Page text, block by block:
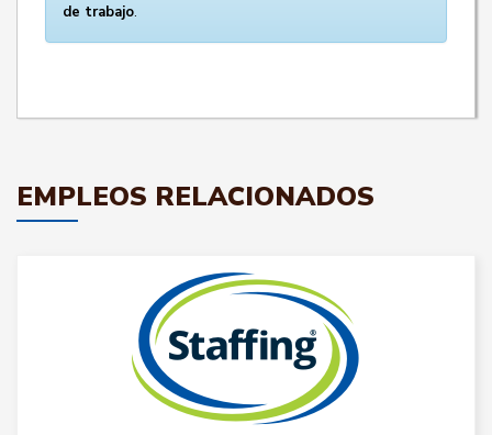
de trabajo.
EMPLEOS RELACIONADOS